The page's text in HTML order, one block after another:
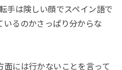
手は険しい顔でスペイン語で
いるのかさっぱり分からな
面には行かないことを言って